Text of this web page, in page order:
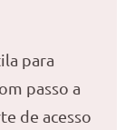
para
passo a
de acesso